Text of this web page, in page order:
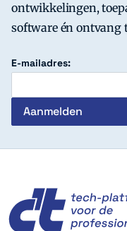
ontwikkelingen,
software én ontvang
E-mailadres: